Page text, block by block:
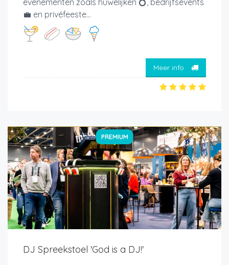
evenementen zoals huwelijken 💍, bedrijfsevents
💼 en privéfeeste...
Meer info
PREMIUM
DJ Spreekstoel 'God is a DJ!'